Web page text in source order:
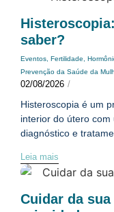
saber?
Eventos Fertilidade
Prevenção da Saúde da
02/08/2026 /
Histeroscopia é um
interior do útero
diagnóstico e
Leia mais
Cuidar da